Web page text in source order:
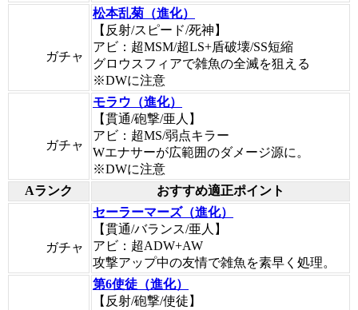
ガチャ
松本乱菊（進化）
【反射/スピード/死神】
アビ：超MSM/超LS+盾破壊/SS短縮
グロウスフィアで雑魚の全滅を狙える
※DWに注意
ガチャ
モラウ（進化）
【貫通/砲撃/亜人】
アビ：超MS/弱点キラー
Wエナサーが広範囲のダメージ源に。
※DWに注意
Aランク
おすすめ適正ポイント
ガチャ
セーラーマーズ（進化）
【貫通/バランス/亜人】
アビ：超ADW+AW
攻撃アップ中の友情で雑魚を素早く処理。
第6使徒（進化）
【反射/砲撃/使徒】